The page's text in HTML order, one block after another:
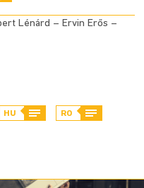
Lénárd – Ervin Erős –
HU RO